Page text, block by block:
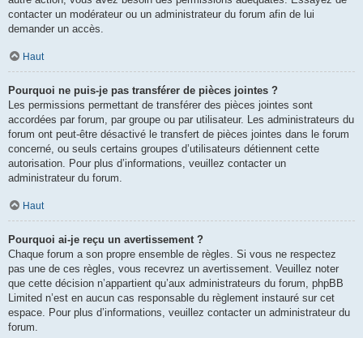
contacter un modérateur ou un administrateur du forum afin de lui
demander un accès.
Haut
Pourquoi ne puis-je pas transférer de pièces jointes ?
Les permissions permettant de transférer des pièces jointes sont
accordées par forum, par groupe ou par utilisateur. Les administrateurs du
forum ont peut-être désactivé le transfert de pièces jointes dans le forum
concerné, ou seuls certains groupes d’utilisateurs détiennent cette
autorisation. Pour plus d’informations, veuillez contacter un
administrateur du forum.
Haut
Pourquoi ai-je reçu un avertissement ?
Chaque forum a son propre ensemble de règles. Si vous ne respectez
pas une de ces règles, vous recevrez un avertissement. Veuillez noter
que cette décision n’appartient qu’aux administrateurs du forum, phpBB
Limited n’est en aucun cas responsable du règlement instauré sur cet
espace. Pour plus d’informations, veuillez contacter un administrateur du
forum.